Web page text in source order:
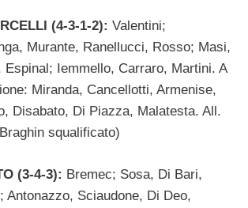
(4-3-1-2): Valentini;
Murante, Ranellucci, Rosso; Masi,
Espinal; Iemmello, Carraro, Martini. A
Miranda, Cancellotti, Armenise,
Disabato, Di Piazza, Malatesta. All.
squalificato)
(3-4-3): Bremec; Sosa, Di Bari,
Antonazzo, Sciaudone, Di Deo,